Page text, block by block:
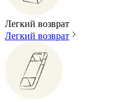
Легкий возврат
Легкий возврат